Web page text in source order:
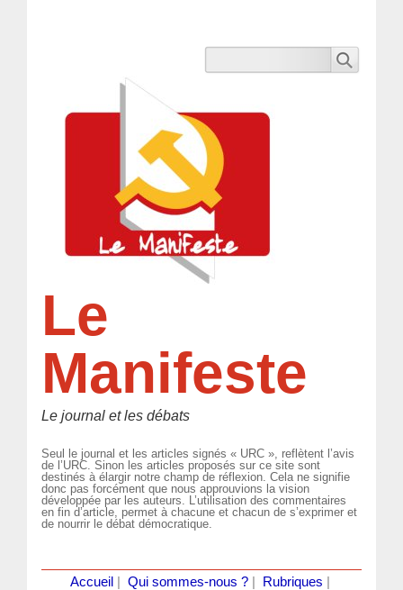
Le
Manifeste
Le journal et les débats
Seul le journal et les articles signés « URC », reflètent l’avis
de l’URC. Sinon les articles proposés sur ce site sont
destinés à élargir notre champ de réflexion. Cela ne signifie
donc pas forcément que nous approuvions la vision
développée par les auteurs. L’utilisation des commentaires
en fin d’article, permet à chacune et chacun de s’exprimer et
de nourrir le débat démocratique.
Accueil Qui sommes-nous ?| Rubriques